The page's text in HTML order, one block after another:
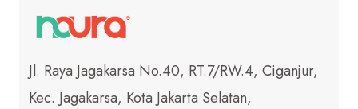
Jl. Raya Jagakarsa No.40, RT.7/RW.4, Ciganjur,
Kec. Jagakarsa, Kota Jakarta Selatan,